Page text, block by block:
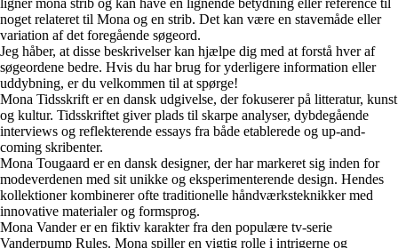
noget relateret til Mona og en strib. Det kan være en stavemåde eller
variation af det foregående søgeord.
Jeg håber, at disse beskrivelser kan hjælpe dig med at forstå hver af
søgeordene bedre. Hvis du har brug for yderligere information eller
uddybning, er du velkommen til at spørge!
Mona Tidsskrift er en dansk udgivelse, der fokuserer på litteratur, kunst
og kultur. Tidsskriftet giver plads til skarpe analyser, dybdegående
interviews og reflekterende essays fra både etablerede og up-and-
coming skribenter.
Mona Tougaard er en dansk designer, der har markeret sig inden for
modeverdenen med sit unikke og eksperimenterende design. Hendes
kollektioner kombinerer ofte traditionelle håndværksteknikker med
innovative materialer og formsprog.
Mona Vander er en fiktiv karakter fra den populære tv-serie
Vanderpump Rules. Mona spiller en vigtig rolle i intrigerne og